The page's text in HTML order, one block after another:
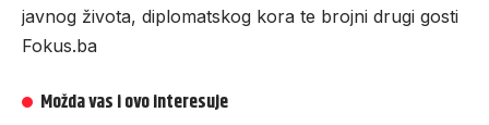
javnog života, diplomatskog kora te brojni drugi gosti
Fokus.ba
Možda vas i ovo interesuje